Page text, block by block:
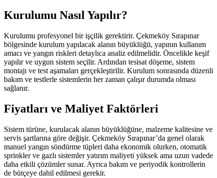
Kurulumu Nasıl Yapılır?
Kurulumu profesyonel bir işçilik gerektirir. Çekmeköy Sırapınar
bölgesinde kurulum yapılacak alanın büyüklüğü, yapının kullanım
amacı ve yangın riskleri detaylıca analiz edilmelidir. Öncelikle keşif
yapılır ve uygun sistem seçilir. Ardından tesisat döşeme, sistem
montajı ve test aşamaları gerçekleştirilir. Kurulum sonrasında düzenli
bakım ve testlerle sistemlerin her zaman çalışır durumda olması
sağlanır.
Fiyatları ve Maliyet Faktörleri
Sistem türüne, kurulacak alanın büyüklüğüne, malzeme kalitesine ve
servis şartlarına göre değişir. Çekmeköy Sırapınar’da genel olarak
manuel yangın söndürme tüpleri daha ekonomik olurken, otomatik
sprinkler ve gazlı sistemler yatırım maliyeti yüksek ama uzun vadede
daha etkili çözümler sunar. Ayrıca bakım ve periyodik kontrollerin
de bütçeye dahil edilmesi gerekir.